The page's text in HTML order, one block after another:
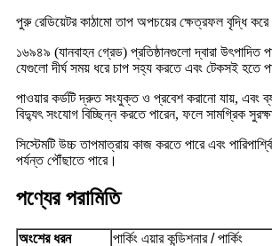
পুরু রেডিয়েটর কাঠামো তাপ অপচয়ের ক্ষেত্রফল বৃদ্ধি
১৬৯৪৯ (যানবাহন গ্রেড) প্রতিষ্ঠানগুলো দ্বারা উৎপাদিত
যেগুলো দীর্ঘ সময় ধরে চাপ সহ্য করতে এবং টেকসই হতে
পাওয়ার কর্ডটি দ্রুত সংযুক্ত ও প্রবেশ করানো যায়, এবং
বিদ্যুৎ সংযোগ বিচ্ছিন্ন করতে পারেন, ফলে সামগ্রিক
সিস্টেমটি উচ্চ তাপমাত্রায় কাজ করতে পারে এবং
পর্যন্ত পৌঁছাতে পারে।
পণ্যের পরামিতি
অংশের ধরন
পার্কিং এয়ার কন্ডিশনার / পার্কিং